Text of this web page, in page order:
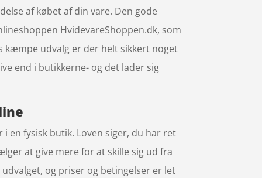
af købet af din vare. Den gode
HvidevareShoppen.dk, som
kæmpe udvalg er der helt sikkert noget
end i butikkerne- og det lader sig
en fysisk butik. Loven siger, du har ret
at give mere for at skille sig ud fra
og priser og betingelser er let